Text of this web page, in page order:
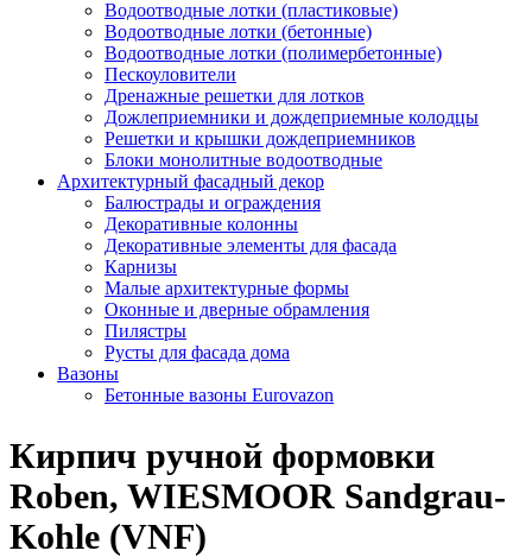
Водоотводные лотки (пластиковые)
Водоотводные лотки (бетонные)
Водоотводные лотки (полимербетонные)
Пескоуловители
Дренажные решетки для лотков
Дожлеприемники и дождеприемные колодцы
Решетки и крышки дождеприемников
Блоки монолитные водоотводные
Архитектурный фасадный декор
Балюстрады и ограждения
Декоративные колонны
Декоративные элементы для фасада
Карнизы
Малые архитектурные формы
Оконные и дверные обрамления
Пилястры
Русты для фасада дома
Вазоны
Бетонные вазоны Eurovazon
Кирпич ручной формовки
Roben, WIESMOOR Sandgrau-
Kohle (VNF)